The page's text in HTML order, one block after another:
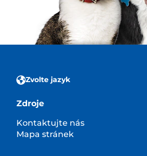
Zvolte jazyk
Zdroje
Kontaktujte nás
Mapa stránek